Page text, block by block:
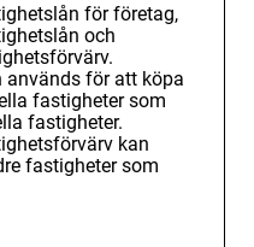
för företag,
och
för att köpa
fastigheter som
fastigheter.
kan
fastigheter som